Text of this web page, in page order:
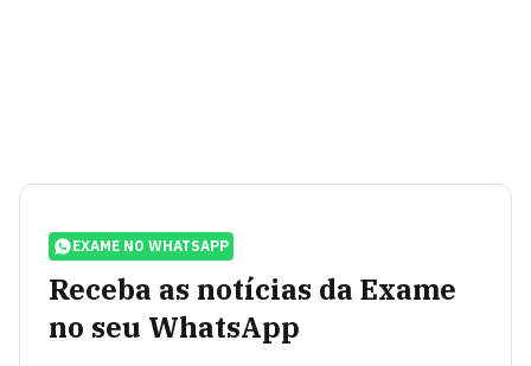
EXAME NO WHATSAPP
Receba as notícias da Exame
no seu WhatsApp